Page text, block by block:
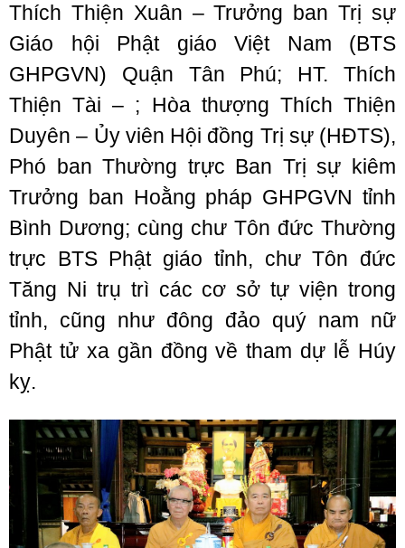
Thích Thiện Xuân – Trưởng ban Trị sự
Giáo hội Phật giáo Việt Nam (BTS
GHPGVN) Quận Tân Phú; HT. Thích
Thiện Tài – ; Hòa thượng Thích Thiện
Duyên – Ủy viên Hội đồng Trị sự (HĐTS),
Phó ban Thường trực Ban Trị sự kiêm
Trưởng ban Hoằng pháp GHPGVN tỉnh
Bình Dương; cùng chư Tôn đức Thường
trực BTS Phật giáo tỉnh, chư Tôn đức
Tăng Ni trụ trì các cơ sở tự viện trong
tỉnh, cũng như đông đảo quý nam nữ
Phật tử xa gần đồng về tham dự lễ Húy
kỵ.